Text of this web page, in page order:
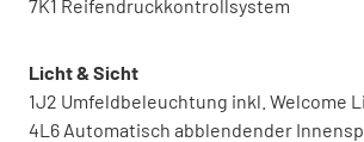
7K1 Reifendruckkontrollsystem
Licht & Sicht
1J2 Umfeldbeleuchtung inkl. Welcome
4L6 Automatisch abblendender